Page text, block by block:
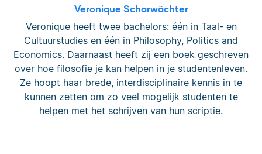
Veronique Scharwächter
Veronique heeft twee bachelors: één in Taal- en
Cultuurstudies en één in Philosophy, Politics and
Economics. Daarnaast heeft zij een boek geschreven
over hoe filosofie je kan helpen in je studentenleven.
Ze hoopt haar brede, interdisciplinaire kennis in te
kunnen zetten om zo veel mogelijk studenten te
helpen met het schrijven van hun scriptie.